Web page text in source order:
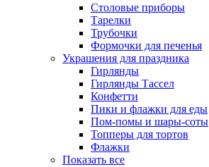
Столовые приборы
Тарелки
Трубочки
Формочки для печенья
Украшения для праздника
Гирлянды
Гирлянды Тассел
Конфетти
Пики и флажки для еды
Пом-помы и шары-соты
Топперы для тортов
Флажки
Показать все